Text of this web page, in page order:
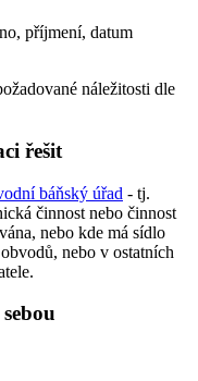
příjmení, datum
náležitosti dle
řešit
báňský úřad - tj.
činnost nebo činnost
nebo kde má sídlo
nebo v ostatních